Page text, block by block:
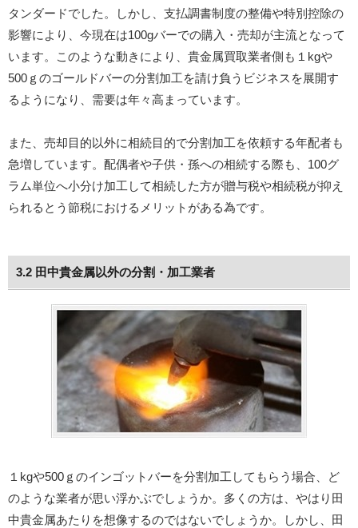
タンダードでした。しかし、支払調書制度の整備や特別控除の
影響により、今現在は100gバーでの購入・売却が主流となって
います。このような動きにより、貴金属買取業者側も１kgや
500ｇのゴールドバーの分割加工を請け負うビジネスを展開す
るようになり、需要は年々高まっています。
また、売却目的以外に相続目的で分割加工を依頼する年配者も
急増しています。配偶者や子供・孫への相続する際も、100グ
ラム単位へ小分け加工して相続した方が贈与税や相続税が抑え
られるとう節税におけるメリットがある為です。
3.2 田中貴金属以外の分割・加工業者
１kgや500ｇのインゴットバーを分割加工してもらう場合、ど
のような業者が思い浮かぶでしょうか。多くの方は、やはり田
中貴金属あたりを想像するのではないでしょうか。しかし、田